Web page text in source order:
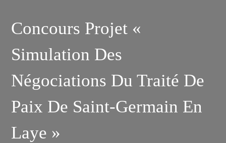
Concours Projet «
Simulation Des
Négociations Du Traité De
Paix De Saint-Germain En
Laye »